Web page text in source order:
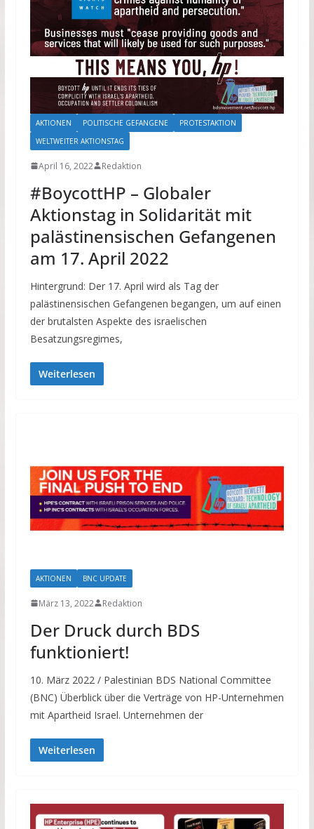
AKTIONEN POLITISCHE GEFANGENE
PROTESTAKTION
WELTWEITER AKTIONSTAG
April 16, 2022 Redaktion
#BoycottHP – Globaler
Aktionstag in Solidarität mit
palästinensischen Gefangenen
am 17. April 2022
Hintergrund: Der 17. April wird als Tag der
palästinensischen Gefangenen begangen, um auf einen
der brutalsten Aspekte des israelischen
Besatzungsregimes,
Weiterlesen
AKTIONEN BNC UPDATE
März 13, 2022 Redaktion
Der Druck durch BDS
funktioniert!
10. März 2022 / Palestinian BDS National Committee
(BNC) Überblick über die Verträge von HP-Unternehmen
mit Apartheid Israel. Unternehmen der
Weiterlesen